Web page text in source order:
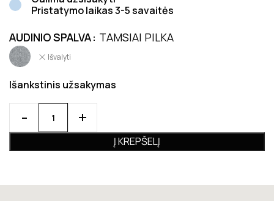
Pristatymo laikas 3-5 savaitės
AUDINIO SPALVA TAMSIAI PILKA
Išvalyti
Išankstinis užsakymas
Į KREPŠELĮ